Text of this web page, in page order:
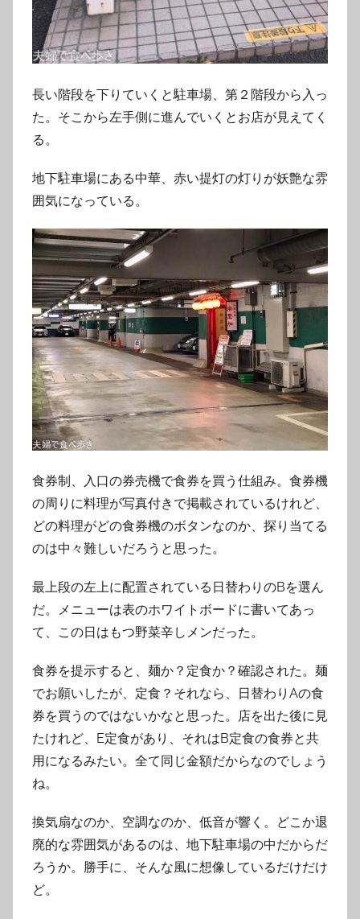
長い階段を下りていくと駐車場、第２階段から入っ
た。そこから左手側に進んでいくとお店が見えてく
る。
地下駐車場にある中華、赤い提灯の灯りが妖艶な雰
囲気になっている。
食券制、入口の券売機で食券を買う仕組み。食券機
の周りに料理が写真付きで掲載されているけれど、
どの料理がどの食券機のボタンなのか、探り当てる
のは中々難しいだろうと思った。
最上段の左上に配置されている日替わりのBを選ん
だ。メニューは表のホワイトボードに書いてあっ
て、この日はもつ野菜辛しメンだった。
食券を提示すると、麺か？定食か？確認された。麺
でお願いしたが、定食？それなら、日替わりAの食
券を買うのではないかなと思った。店を出た後に見
たけれど、E定食があり、それはB定食の食券と共
用になるみたい。全て同じ金額だからなのでしょう
ね。
換気扇なのか、空調なのか、低音が響く。どこか退
廃的な雰囲気があるのは、地下駐車場の中だからだ
ろうか。勝手に、そんな風に想像しているだけだけ
ど。